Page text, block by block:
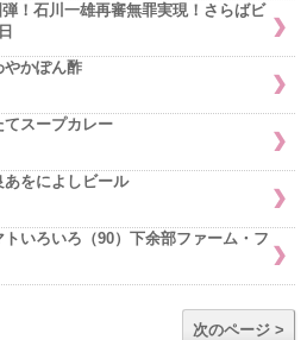
！石川一雄再審無罪実現！さらばビ
かぽん酢
スープカレー
をによしビール
いろいろ（90）下余部ファーム・フ
次のページ >